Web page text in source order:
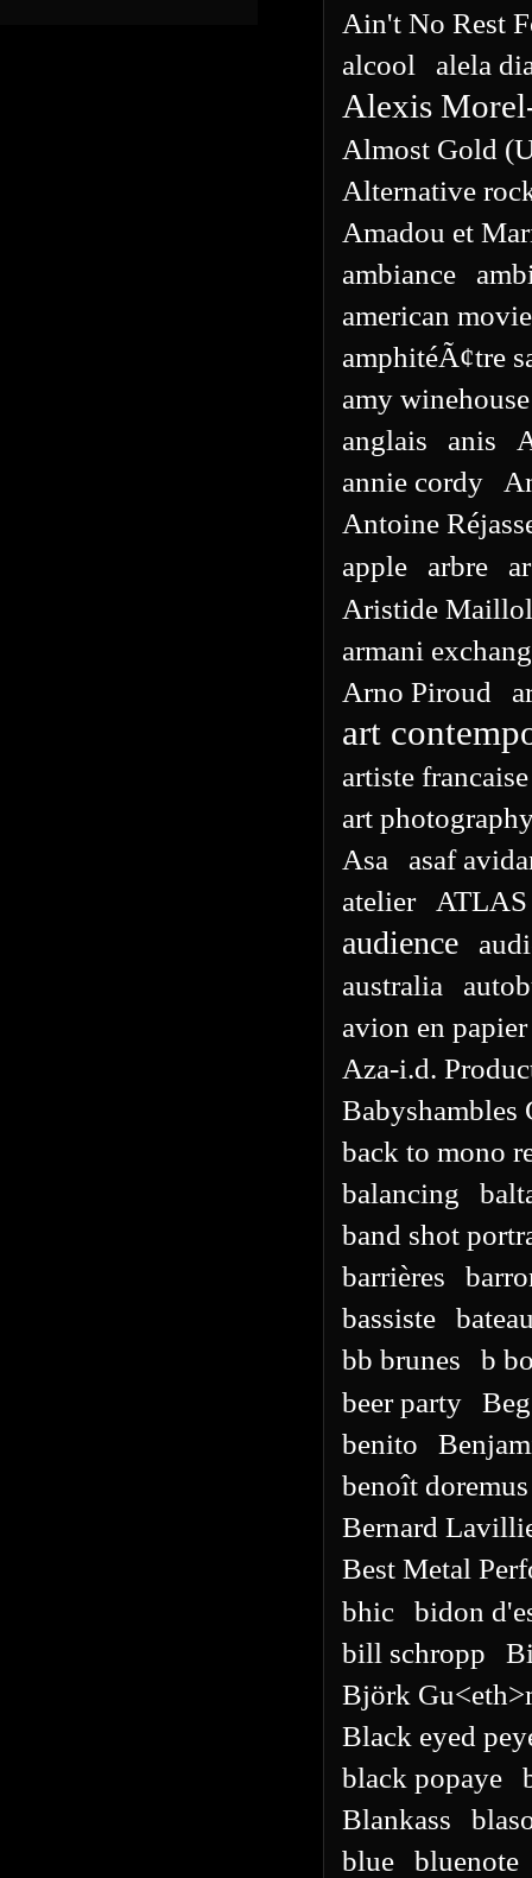
Ain't No Rest
alcool
alela
Alexis
Almost Gold
Alternative
Amadou et
ambiance
american
amphitéÃ¢tre
amy winehouse
anglais
anis
annie cordy
Antoine
apple
arbre
Aristide Maillol
armani
Arno Piroud
art
artiste francaise
art
Asa
asaf
atelier
ATLAS
audience
australia
avion en papier
Aza-i.d.
Babyshambles
back to mono
balancing
band shot
barrières
bassiste
bb brunes
b
beer party
benito
benoît doremus
Bernard
Best Metal
bhic
bidon
bill schropp
Björk
Black eyed
black popaye
Blankass
blue
bluenote